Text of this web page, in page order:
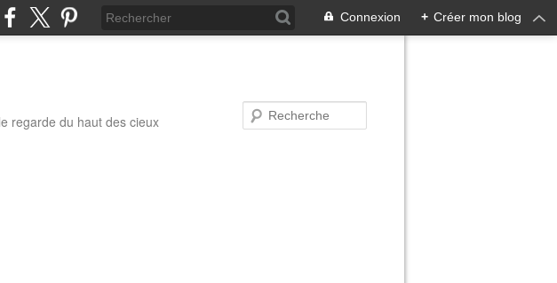
Connexion + Créer mon blog
regarde du haut des cieux